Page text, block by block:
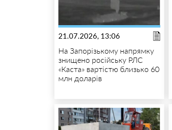
21.07.2026, 13:06
На Запорізькому напрямку
знищено російську РЛС
«Каста» вартістю близько 60
млн доларів